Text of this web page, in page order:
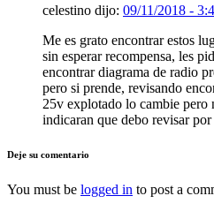
celestino dijo: 09/11/2018 -
Me es grato encontrar estos
sin esperar recompensa, les
encontrar diagrama de radio
pero si prende, revisando
25v explotado lo cambie pero
indicaran que debo revisar
Deje su comentario
You must be logged in to post a